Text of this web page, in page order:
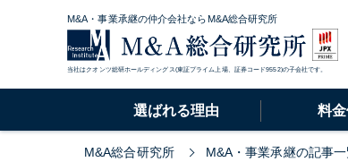
M&A・事業承継の仲介会社ならM&A総合研究所
当社はクオンツ総研ホールディングス(東証プライム上場、証券コード9552)の子会社です。
選ばれる理由 料
M&A総合研究所 M&A・事業承継の記事